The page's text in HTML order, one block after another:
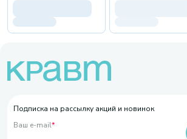
Подписка на рассылку акций и новинок
Ваш e-mail*